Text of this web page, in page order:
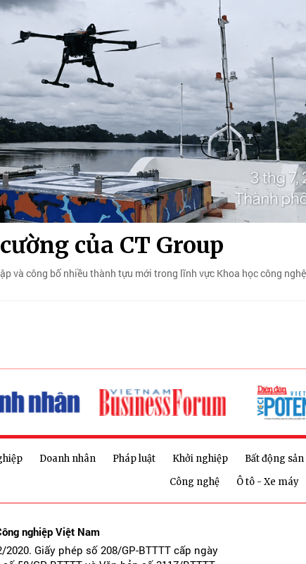
của CT Group
và công bố nhiều thành tựu mới trong lĩnh vực Khoa học công
Doanh nhân Pháp luật Khởi nghiệp Bất động sản
Công nghệ
Ô tô - Xe máy
nghiệp Việt Nam
Giấy phép số 208/GP-BTTTT cấp ngày